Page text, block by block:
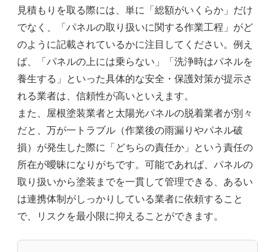
見積もりを取る際には、単に「総額がいくらか」だけ
でなく、「パネルの取り扱いに関する作業工程」がど
のように記載されているかに注目してください。例え
ば、「パネルの上には乗らない」「洗浄時はパネルを
養生する」といった具体的な安全・保護対策が提示さ
れる業者は、信頼性が高いといえます。
また、屋根塗装業者と太陽光パネルの脱着業者が別々
だと、万が一トラブル（作業後の雨漏りやパネル破
損）が発生した際に「どちらの責任か」という責任の
所在が曖昧になりがちです。可能であれば、パネルの
取り扱いから塗装までを一貫して管理できる、あるい
は連携体制がしっかりしている業者に依頼すること
で、リスクを最小限に抑えることができます。